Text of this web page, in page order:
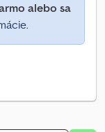
alebo sa